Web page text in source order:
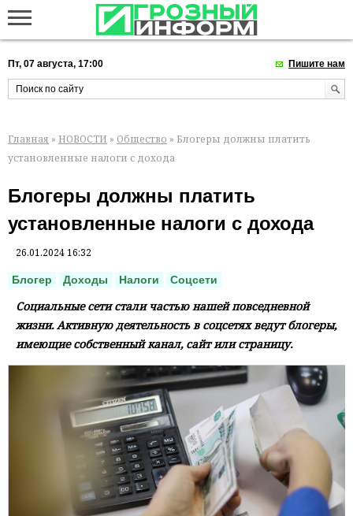
Пт, 07 августа, 17:00 Пишите нам
Главная » НОВОСТИ » Общество » Блогеры должны платить
установленные налоги с дохода
Блогеры должны платить
установленные налоги с дохода
26.01.2024 16:32
Блогер Доходы Налоги Соцсети
Социальные сети стали частью нашей повседневной
жизни. Активную деятельность в соцсетях ведут блогеры,
имеющие собственный канал, сайт или страницу.